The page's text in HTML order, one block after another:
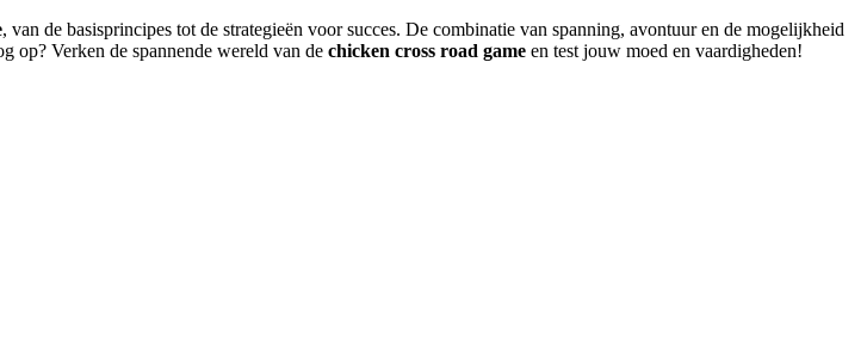
, van de basisprincipes tot de strategieën voor succes. De combinatie van spanning, avontuur en de mogelijkheid
op? Verken de spannende wereld van de chicken cross road game en test jouw moed en vaardigheden!